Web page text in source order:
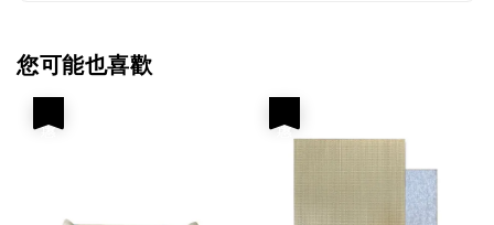
您可能也喜歡